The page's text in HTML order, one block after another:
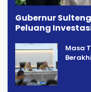
Gubernur
Peluang
Masa